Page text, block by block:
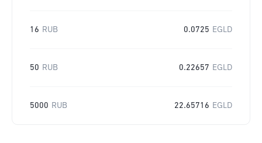
16 RUB 0.0725 EGLD
50 RUB 0.22657 EGLD
5000 RUB 22.65716 EGLD